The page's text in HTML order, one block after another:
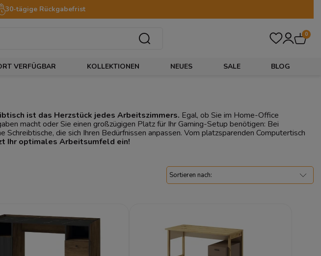
30-tägige Rückgabefrist
0
VERFÜGBAR KOLLEKTIONEN NEUES SALE BLOG
ist das Herzstück jedes Arbeitszimmers. Egal, ob Sie im Home-Office
macht oder Sie einen großzügigen Platz für Ihr Gaming-Setup benötigen: Bei
Schreibtische, die sich Ihren Bedürfnissen anpassen. Vom platzsparenden Computertisch
Ihr optimales Arbeitsumfeld ein!